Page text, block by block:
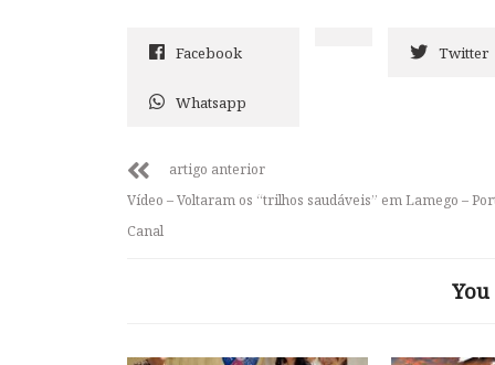
Facebook Twitter
Whatsapp
artigo anterior
Vídeo – Voltaram os “trilhos saudáveis” em Lamego –
Canal